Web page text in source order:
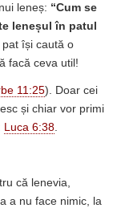
leneș: “Cum se
leneșul în patul
își caută o
facă ceva util!
11:25). Doar cei
și chiar vor primi
Luca 6:38
că lenevia,
a nu face nimic, la